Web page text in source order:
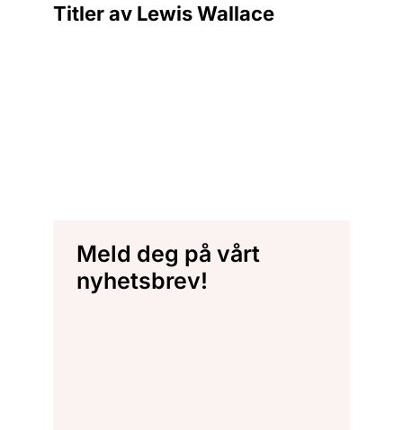
Titler av Lewis Wallace
Meld deg på vårt
nyhetsbrev!